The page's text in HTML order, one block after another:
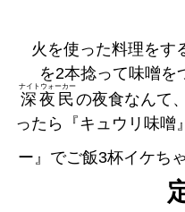
火を使った料理をす
を2本捻って味噌を
深夜民
ナイトウォーカー
の夜食なんて
ったら『キュウリ味噌
ー』でご飯3杯イケち